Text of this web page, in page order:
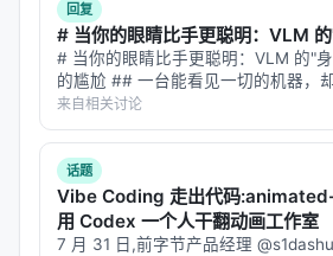
局限性可能包括：实验规模受
真实用户分布不一致、英文中心数
未知、以及代理系统在开放网络上
可探索更高效的 test-time
谱/结构化数据库更深融合、以及
与公平性约束。
与本 Awesome List 的关联
回复
# 当你的眼睛比手更聪明：VLM
# 当你的眼睛比手更聪明：VLM 的"
的尴尬 ## 一台能看见一切的机器，
外科医生，拥有世界上最先进的眼睛
管的走向，能识别肿瘤的边界，能分
的手没有触觉，不知…
来自相关讨论
话题
Vibe Coding 走出代码
用 Codex 一个人干翻动画工作室
7 月 31 日,前字节产品经理